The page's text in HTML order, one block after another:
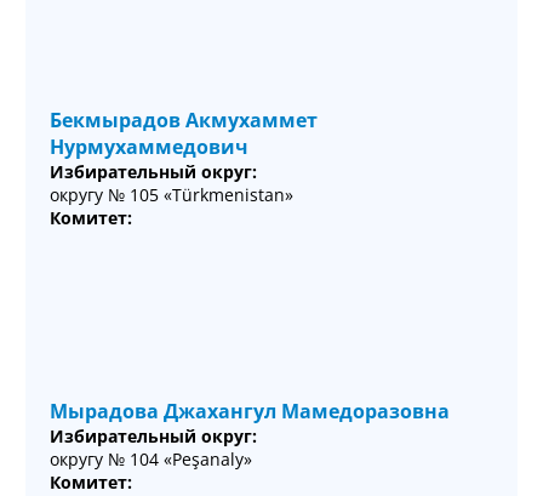
Бекмырадов Акмухаммет
Нурмухаммедович
Избирательный округ:
округу № 105 «Türkmenistan»
Комитет:
Мырадова Джахангул Мамедоразовна
Избирательный округ:
округу № 104 «Peşanaly»
Комитет: